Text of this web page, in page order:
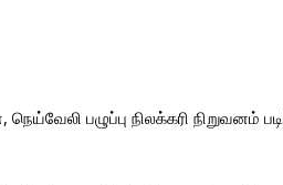
பழுப்பு நிலக்கரி நிறுவனம்